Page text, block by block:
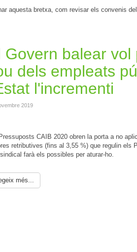
aquesta bretxa, com revisar els convenis
Govern balear
dels empleats
l'incrementi
2019
CAIB 2020 obren la porta a no
retributives (fins al 3,55 %) que regulin els
farà els possibles per aturar-ho.
més...